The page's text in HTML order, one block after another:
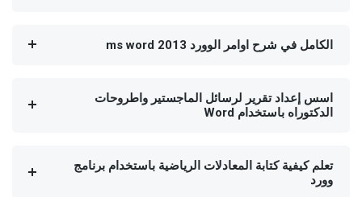
الكامل في شرح اوامر الوورد ms word 2013
اسس إعداد تقرير لرسائل الماجستير واطروحات
الدكتوراه باستخدام Word
تعلم كيفية كتابة المعادلات الرياضية باستخدام برنامج
وورد